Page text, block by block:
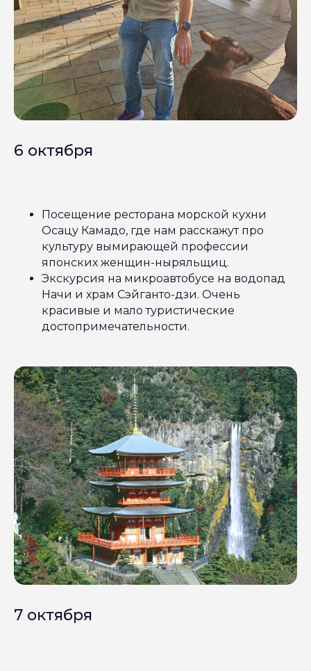
6 октября
Посещение ресторана морской кухни
Осацу Камадо, где нам расскажут про
культуру вымирающей профессии
японских женщин-ныряльщиц.
Экскурсия на микроавтобусе на водопад
Начи и храм Сэйганто-дзи. Очень
красивые и мало туристические
достопримечательности.
7 октября